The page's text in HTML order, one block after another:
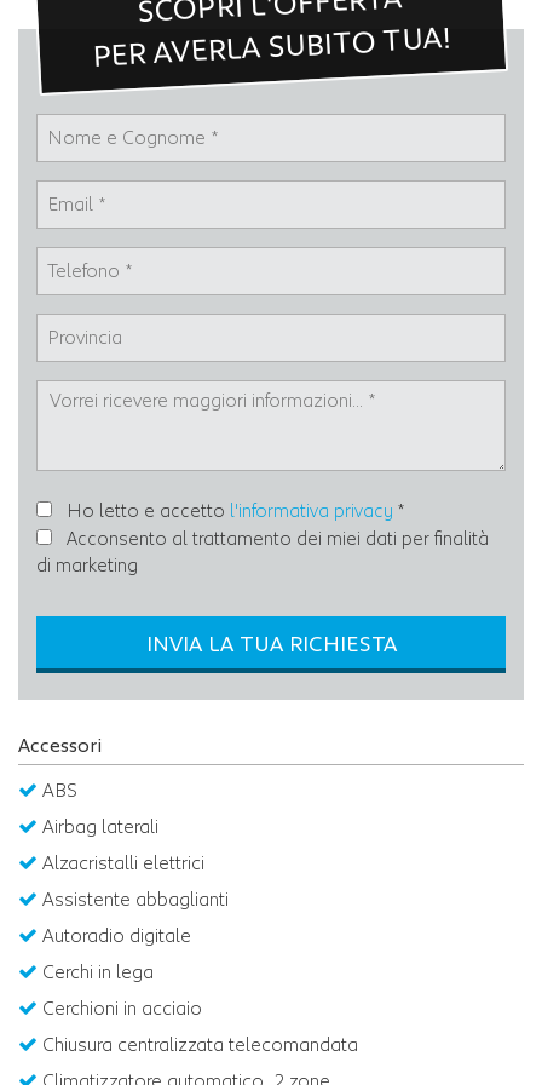
PER AVERLA SUBITO TUA!
Ho letto e accetto l'informativa privacy *
Acconsento al trattamento dei miei dati per finalità
di marketing
INVIA LA TUA RICHIESTA
Accessori
ABS
Airbag laterali
Alzacristalli elettrici
Assistente abbaglianti
Autoradio digitale
Cerchi in lega
Cerchioni in acciaio
Chiusura centralizzata telecomandata